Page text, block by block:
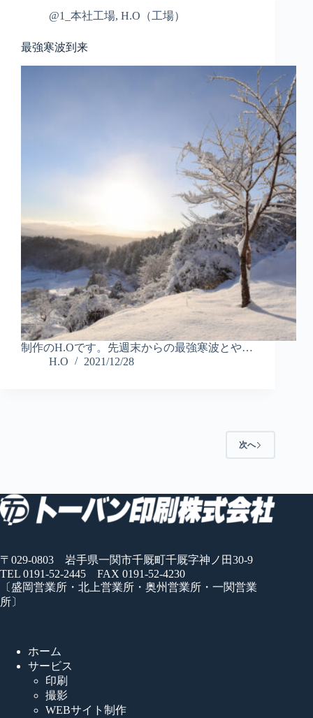
@1_本社工場, H.O（工場）
最強寒波到来
制作のH.Oです。先週末からの最強寒波とや…
H.O
2021/12/28
次へ
〒029-0803 岩手県一関市千厩町千厩字神ノ田30-9
TEL 0191-52-2445 FAX 0191-52-4230
〔盛岡営業所・北上営業所・奥州営業所・一関営業
所〕
ホーム
サービス
印刷
撮影
WEBサイト制作